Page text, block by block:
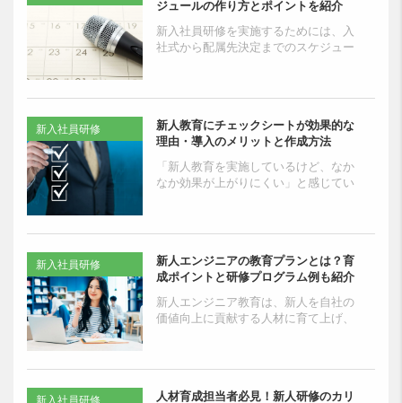
ジュールの作り方とポイントを紹介
新入社員研修を実施するためには、入
社式から配属先決定までのスケジュー
り方やポイントを知りたい...
新人教育にチェックシートが効果的な
理由・導入のメリットと作成方法
「新人教育を実施しているけど、なか
なか効果が上がりにくい」と感じてい
ールとなるのが、達成目標...
新入社員研修
新人エンジニアの教育プランとは？育
成ポイントと研修プログラム例も紹介
新人エンジニア教育は、新人を自社の
価値向上に貢献する人材に育て上げ、
するために、新人エンジニ...
新入社員研修
人材育成担当者必見！新人研修のカリ
新入社員研修